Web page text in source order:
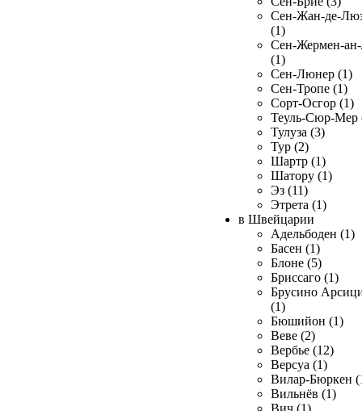
Сен-Жан-де-
(1)
Сен-Жермен-
(1)
Сен-Люнер (1)
Сен-Тропе (1)
Сорт-Осгор (1)
Теуль-Сюр-Мер
Тулуза (3)
Тур (2)
Шартр (1)
Шатору (1)
Эз (11)
Этрета (1)
в Швейцарии
Адельбоден (1)
Басен (1)
Блоне (5)
Бриссаго (1)
Брусино
(1)
Бюшийон (1)
Веве (2)
Вербье (12)
Версуа (1)
Вилар-Бюркен
Вильнёв (1)
Вич (1)